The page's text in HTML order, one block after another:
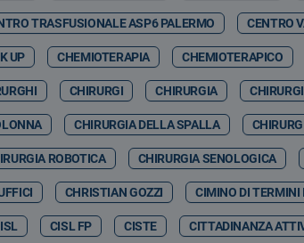
TRASFUSIONALE ASP6 PALERMO CENTRO
UP CHEMIOTERAPIA CHEMIOTERAPICO
CHIRURGI CHIRURGIA
CHIRURGIA DELLA SPALLA
ROBOTICA CHIRURGIA SENOLOGICA
CHRISTIAN GOZZI CIMINO DI TERMINI
CISL FP CISTE CITTADINANZA